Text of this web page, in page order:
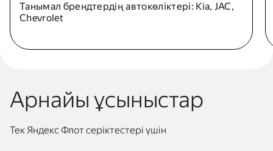
Танымал брендтердің автокөліктері: Kia, JAC,
Chevrolet
Арнайы ұсыныстар
Тек Яндекс Флот серіктестері үшін